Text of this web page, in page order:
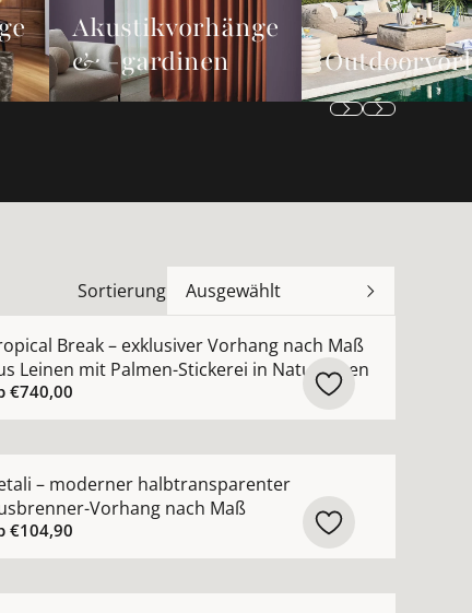
Akustikvorhänge
& -gardinen
Sortierung Ausgewählt
Break – exklusiver Vorhang nach Maß
Leinen mit Palmen-Stickerei in Naturtönen
€740,00
– moderner halbtransparenter
Vorhang nach Maß
€104,90